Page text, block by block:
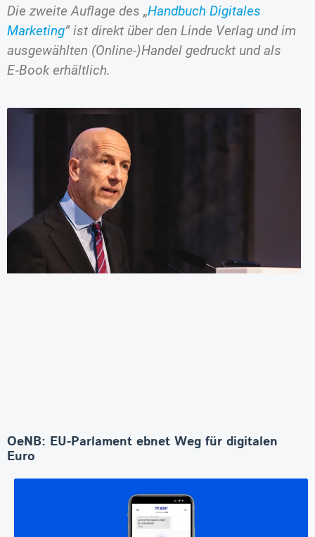
Die zweite Auflage des „Handbuch Digitales
Marketing” ist direkt über den Linde Verlag und im
ausgewählten (Online-)Handel gedruckt und als
E‑Book erhältlich.
OeNB: EU-Parlament ebnet Weg für digitalen
Euro